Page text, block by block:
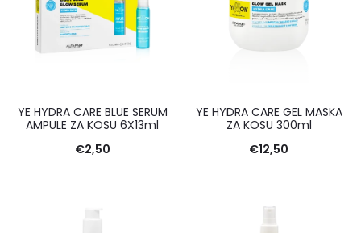
YE HYDRA CARE BLUE SERUM
AMPULE ZA KOSU 6X13ml
€2,50
YE HYDRA CARE GEL MASKA
ZA KOSU 300ml
€12,50